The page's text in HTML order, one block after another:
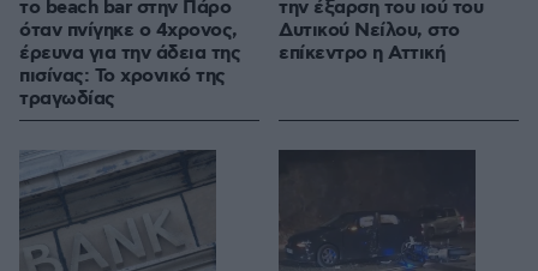
το beach bar στην Πάρο
όταν πνίγηκε ο 4χρονος,
έρευνα για την άδεια της
πισίνας: Το χρονικό της
τραγωδίας
την έξαρση του ιού του
Δυτικού Νείλου, στο
επίκεντρο η Αττική